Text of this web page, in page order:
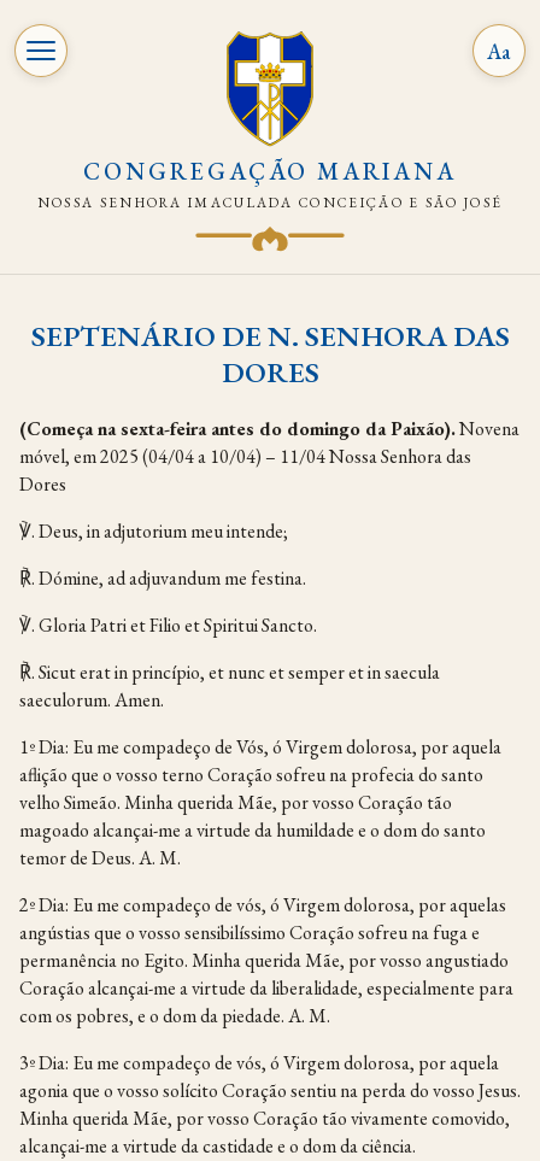
CONGREGAÇÃO MARIANA
NOSSA SENHORA IMACULADA CONCEIÇÃO E SÃO JOSÉ
Aa
SEPTENÁRIO DE N. SENHORA DAS
DORES
(Começa na sexta-feira antes do domingo da Paixão).Novena
móvel, em 2025 (04/04 a 10/04) – 11/04 Nossa Senhora das
Dores
℣. Deus, in adjutorium meu intende;
℟. Dómine, ad adjuvandum me festina.
℣. Gloria Patri et Filio et Spiritui Sancto.
℟. Sicut erat in princípio, et nunc et semper et in saecula
saeculorum. Amen.
1º Dia: Eu me compadeço de Vós, ó Virgem dolorosa, por aquela
aflição que o vosso terno Coração sofreu na profecia do santo
velho Simeão. Minha querida Mãe, por vosso Coração tão
magoado alcançai-me a virtude da humildade e o dom do santo
temor de Deus. A. M.
2º Dia: Eu me compadeço de vós, ó Virgem dolorosa, por aquelas
angústias que o vosso sensibilíssimo Coração sofreu na fuga e
permanência no Egito. Minha querida Mãe, por vosso angustiado
Coração alcançai-me a virtude da liberalidade, especialmente para
com os pobres, e o dom da piedade. A. M.
3º Dia: Eu me compadeço de vós, ó Virgem dolorosa, por aquela
agonia que o vosso solícito Coração sentiu na perda do vosso Jesus.
Minha querida Mãe, por vosso Coração tão vivamente comovido,
alcançai-me a virtude da castidade e o dom da ciência.